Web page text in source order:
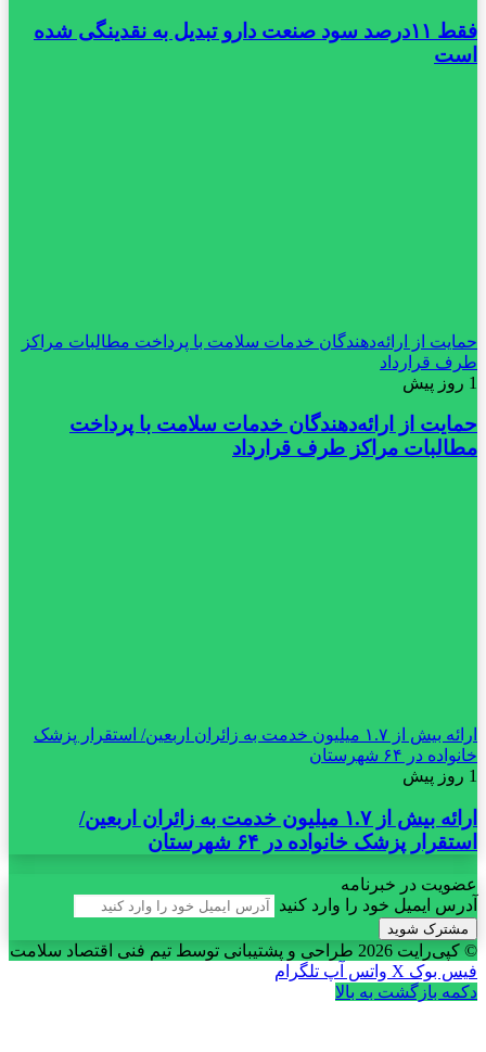
فقط ۱۱‌درصد سود صنعت دارو تبدیل به نقدینگی شده
است
حمایت از ارائه‌دهندگان خدمات سلامت با پرداخت مطالبات مراکز
طرف قرارداد
1 روز پیش
حمایت از ارائه‌دهندگان خدمات سلامت با پرداخت
مطالبات مراکز طرف قرارداد
ارائه بیش از ۱.۷ میلیون خدمت به زائران اربعین/ استقرار پزشک
خانواده در ۶۴ شهرستان
1 روز پیش
ارائه بیش از ۱.۷ میلیون خدمت به زائران اربعین/
استقرار پزشک خانواده در ۶۴ شهرستان
عضویت در خبرنامه
آدرس ایمیل خود را وارد کنید
© کپی‌رایت 2026
طراحی و پشتیبانی توسط تیم فنی اقتصاد سلامت
فیس بوک X واتس آپ تلگرام
دکمه بازگشت به بالا